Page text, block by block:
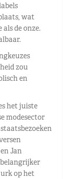
wat
de onze.
zou
en
het juiste
modesector
Jan
op het